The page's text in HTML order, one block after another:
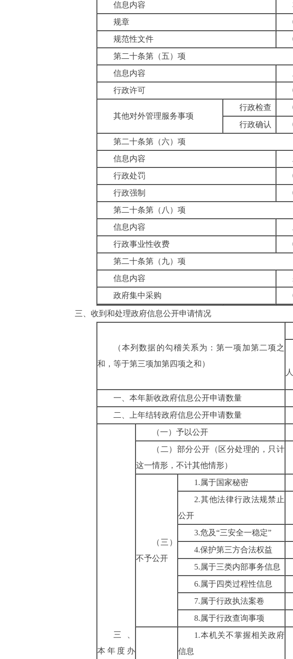
信息内容
规章
规范性文件
第二十条第（五）项
信息内容
行政许可
其他对外管理服务事项
行政检查
行政确认
第二十条第（六）项
信息内容
行政处罚
行政强制
第二十条第（八）项
信息内容
行政事业性收费
第二十条第（九）项
信息内容
政府集中采购
三、收到和处理政府信息公开申请情况
（本列数据的勾稽关系为：第一项加第二项之
和，等于第三项加第四项之和）
人
一、本年新收政府信息公开申请数量
二、上年结转政府信息公开申请数量
三、
本年度办
（一）予以公开
（二）部分公开（区分处理的，只计
这一情形，不计其他情形）
（三）
不予公开
1.属于国家秘密
2.其他法律行政法规禁止
公开
3.危及“三安全一稳定”
4.保护第三方合法权益
5.属于三类内部事务信息
6.属于四类过程性信息
7.属于行政执法案卷
8.属于行政查询事项
1.本机关不掌握相关政府
信息